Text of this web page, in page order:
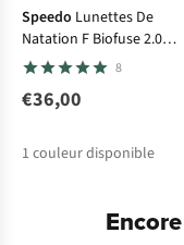
Speedo Lunettes De
Natation F Biofuse 2.0
Mirror
8
€36,00
1 couleur disponible